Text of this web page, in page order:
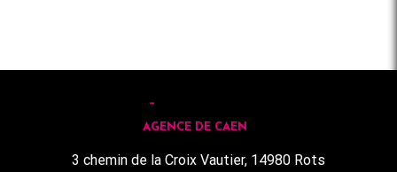
AGENCE DE CAEN
3 chemin de la Croix Vautier, 14980 Rots